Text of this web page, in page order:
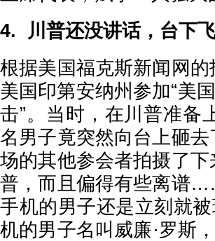
4. 川普还没讲话，台下
根据美国福克斯新闻网
美国印第安纳州参加“美
击”。当时，在川普准备
名男子竟突然向台上砸
场的其他参会者拍摄了
普，而且偏得有些离谱
手机的男子还是立刻就
机的男子名叫威廉·罗斯